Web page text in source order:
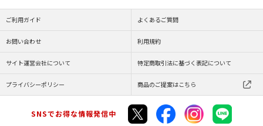
ご利用ガイド よくあるご質問
お問い合わせ 利用規約
サイト運営会社について 特定商取引法に基づく表記について
プライバシーポリシー 商品のご提案はこちら
SNSでお得な情報発信中